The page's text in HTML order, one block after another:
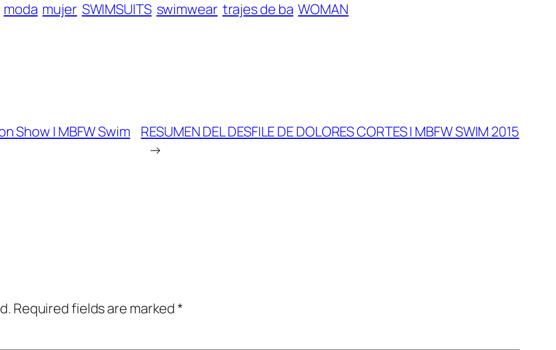
moda mujer SWIMSUITS swimwear trajes de ba WOMAN
Show | MBFW Swim
RESUMEN DEL DESFILE DE DOLORES CORTES | MBFW SWIM 2015
→
Required fields are marked*